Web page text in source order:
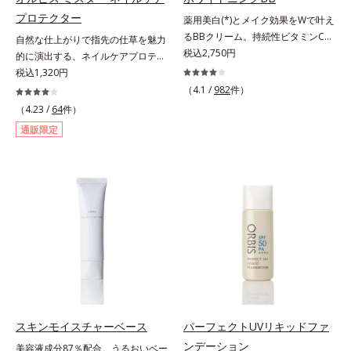
プロテクター
自然な仕上がりで指先の仕草を魅力
的に演出する、ネイルケアプロテク
ター。ハーフマットな仕上がりで自
爪をきれいに整え、日常の何気ない
手元・指先の仕草を魅力的に演出す
る、ネイルケアプロテクターで
す。“塗ってる感”がなく、自爪をナ
するだけ。スピーディマット処方で
すばやく乾き、何かと目に触れがち
な指先に、さり気なく信頼感を宿し
る感”を感じさせない、ほんのり血
法】①使用前にビンを軽く振りま
す。②筆と軸についた液をビンの口
元でしごき、量を調整してから自爪
税込1,320円
（4.23 / 64件）
通販限定
薬用美白(*)とメイク効果をWで叶え
るBBクリーム。持続性ビタミンC誘
導体で美白しながらくすみのない軽
やか美肌を長時間キープ。メイクし
ながら日中美白(*)効果も発揮する、
美白効果を発揮。さらに肌のくすみ
す。これ1つで、美白美容液・日焼
け止め・化粧下地・ファンデ―ショ
ン・コンシーラー・パウダーを兼ね
る1本6役。時短メイクが叶います。
税込2,750円
（4.1 / 982件）
スキンモイスチャーベース
美容液成分87％配合。うるおいベー
パーフェクトUVリキッドファ
ンデーション